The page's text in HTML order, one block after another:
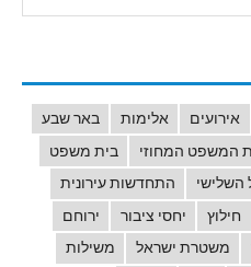
אירועים אלימות
באר שבע
המשפט המחוזי
בית משפט
השלישי
התחדשות עירונית
חילוץ יחסי ציבור
ירוחם
משטרת ישראל
משילות